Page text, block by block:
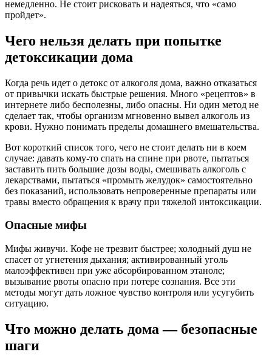
немедленно. Не стоит рисковать и надеяться, что «само
пройдет».
Чего нельзя делать при попытке
детоксикации дома
Когда речь идет о детокс от алкоголя дома, важно отказаться
от привычки искать быстрые решения. Много «рецептов» в
интернете либо бесполезны, либо опасны. Ни один метод не
сделает так, чтобы организм мгновенно вывел алкоголь из
крови. Нужно понимать пределы домашнего вмешательства.
Вот короткий список того, чего не стоит делать ни в коем
случае: давать кому-то спать на спине при рвоте, пытаться
заставить пить большие дозы воды, смешивать алкоголь с
лекарствами, пытаться «промыть желудок» самостоятельно
без показаний, использовать непроверенные препараты или
травы вместо обращения к врачу при тяжелой интоксикации.
Опасные мифы
Мифы живучи. Кофе не трезвит быстрее; холодный душ не
спасет от угнетения дыхания; активированный уголь
малоэффективен при уже абсорбированном этаноле;
вызывание рвоты опасно при потере сознания. Все эти
методы могут дать ложное чувство контроля или усугубить
ситуацию.
Что можно делать дома — безопасные
шаги